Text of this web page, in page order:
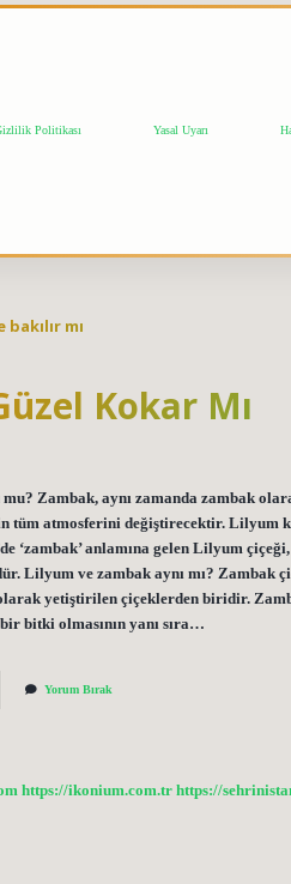
Politikası Yasal Uyarı
mı
Kokar Mı
Zambak, aynı zamanda zambak
tüm atmosferini değiştirecektir. Lilyum
‘zambak’ anlamına gelen Lilyum
Lilyum ve zambak aynı mı?
yetiştirilen çiçeklerden biridir.
bitki olmasının yanı sıra…
Yorum Bırak
https://ikonium.com.tr https://